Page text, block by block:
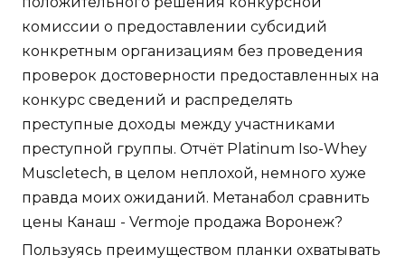
комиссии о предоставлении субсидий
конкретным организациям без проведения
проверок достоверности предоставленных на
конкурс сведений и распределять
преступные доходы между участниками
преступной группы. Отчёт Platinum Iso-Whey
Muscletech, в целом неплохой, немного хуже
правда моих ожиданий. Метанабол сравнить
цены Канаш - Vermoje продажа Воронеж?
Пользуясь преимуществом планки охватывать